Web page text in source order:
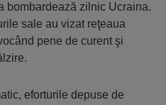
bombardează zilnic Ucraina.
sale au vizat reţeaua
pene de curent şi
eforturile depuse de